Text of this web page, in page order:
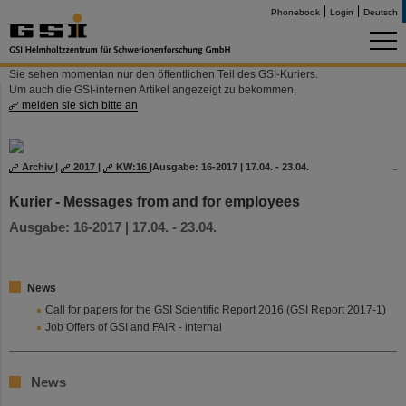
Phonebook Login Deutsch
Sie sehen momentan nur den öffentlichen Teil des GSI-Kuriers.
Um auch die GSI-internen Artikel angezeigt zu bekommen,
melden sie sich bitte an
Archiv | 2017 | KW:16 |Ausgabe: 16-2017 | 17.04. - 23.04.
Kurier - Messages from and for employees
Ausgabe: 16-2017 | 17.04. - 23.04.
News
Call for papers for the GSI Scientific Report 2016 (GSI Report 2017-1)
Job Offers of GSI and FAIR - internal
News